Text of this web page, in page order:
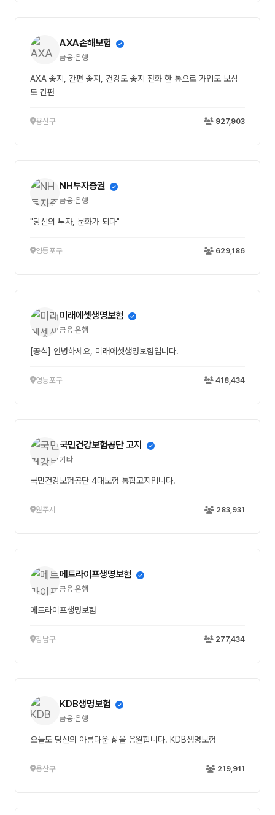
AXA손해보험
금융·은행
AXA 좋지, 간편 좋지, 건강도 좋지 전화 한 통으로 가입도 보상
도 간편
용산구 927,903
NH투자증권
금융·은행
"당신의 투자, 문화가 되다"
영등포구 629,186
미래에셋생명보험
금융·은행
[공식] 안녕하세요, 미래에셋생명보험입니다.
영등포구 418,434
국민건강보험공단 고지
기타
국민건강보험공단 4대보험 통합고지입니다.
원주시 283,931
메트라이프생명보험
금융·은행
메트라이프생명보험
강남구 277,434
KDB생명보험
금융·은행
오늘도 당신의 아름다운 삶을 응원합니다. KDB생명보험
용산구 219,911